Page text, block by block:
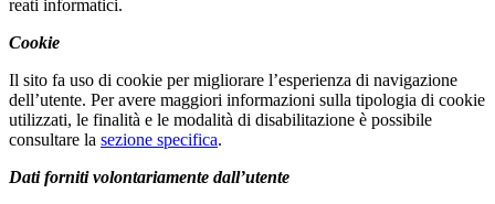
reati informatici.
Cookie
Il sito fa uso di cookie per migliorare l’esperienza di navigazione
dell’utente. Per avere maggiori informazioni sulla tipologia di cookie
utilizzati, le finalità e le modalità di disabilitazione è possibile
consultare la sezione specifica.
Dati forniti volontariamente dall’utente